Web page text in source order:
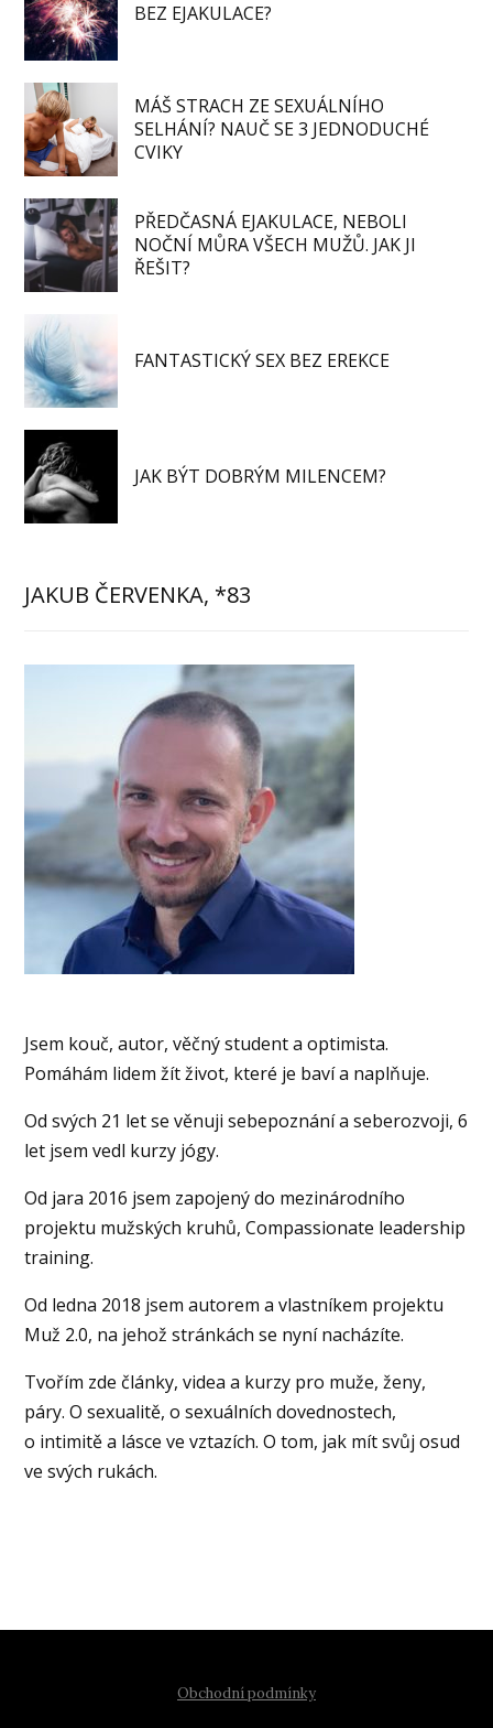
BEZ EJAKULACE?
MÁŠ STRACH ZE SEXUÁLNÍHO
SELHÁNÍ? NAUČ SE 3 JEDNODUCHÉ
CVIKY
PŘEDČASNÁ EJAKULACE, NEBOLI
NOČNÍ MŮRA VŠECH MUŽŮ. JAK JI
ŘEŠIT?
FANTASTICKÝ SEX BEZ EREKCE
JAK BÝT DOBRÝM MILENCEM?
JAKUB ČERVENKA, *83
Jsem kouč, autor, věčný student a optimista.
Pomáhám lidem žít život, které je baví a naplňuje.
Od svých 21 let se věnuji sebepoznání a seberozvoji, 6
let jsem vedl kurzy jógy.
Od jara 2016 jsem zapojený do mezinárodního
projektu mužských kruhů, Compassionate leadership
training.
Od ledna 2018 jsem autorem a vlastníkem projektu
Muž 2.0, na jehož stránkách se nyní nacházíte.
Tvořím zde články, videa a kurzy pro muže, ženy,
páry. O sexualitě, o sexuálních dovednostech,
o intimitě a lásce ve vztazích. O tom, jak mít svůj osud
ve svých rukách.
Obchodní podmínky